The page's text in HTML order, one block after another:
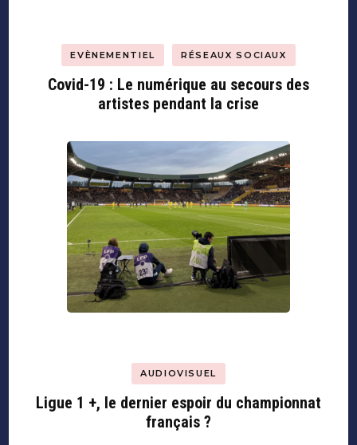
EVÈNEMENTIEL RÉSEAUX SOCIAUX
Covid-19 : Le numérique au secours des
artistes pendant la crise
AUDIOVISUEL
Ligue 1 +, le dernier espoir du championnat
français ?